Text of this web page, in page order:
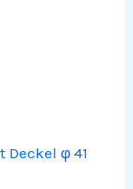
φ 41